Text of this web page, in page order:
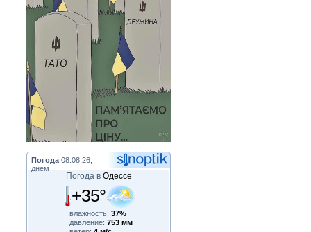
Погода 08.08.26,
днем
Погода в Одессе
+35°
влажность: 37%
давление: 753 мм